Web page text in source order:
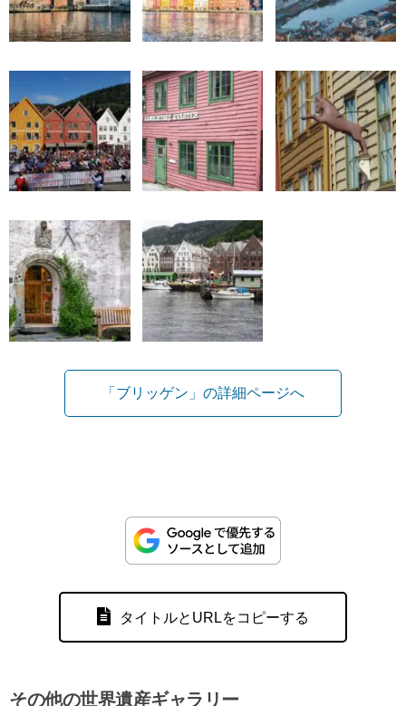
「ブリッゲン」の詳細ページへ
タイトルとURLをコピーする
その他の世界遺産ギャラリー